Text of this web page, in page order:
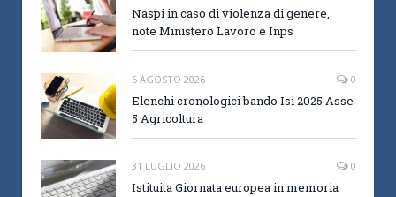
Naspi in caso di violenza di genere,
note Ministero Lavoro e Inps
6 AGOSTO 2026 0
Elenchi cronologici bando Isi 2025 Asse
5 Agricoltura
31 LUGLIO 2026 0
Istituita Giornata europea in memoria